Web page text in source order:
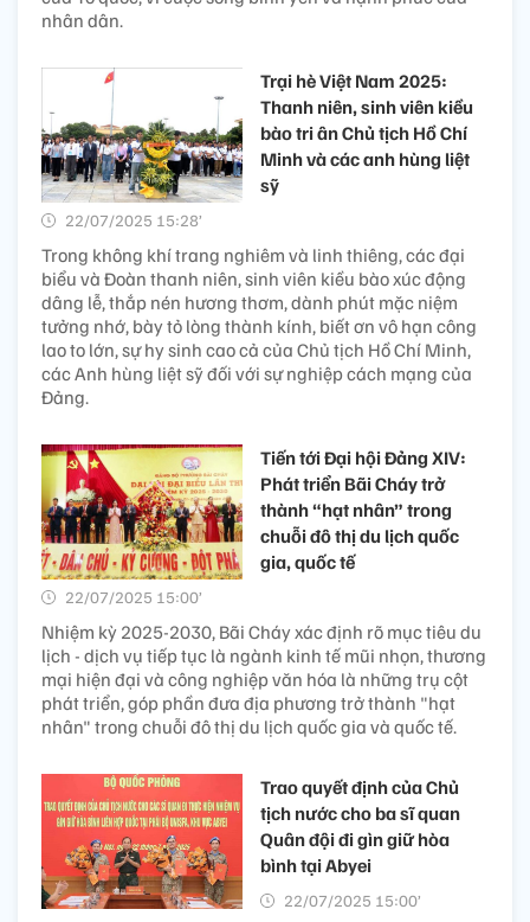
nhân dân.
Trại hè Việt Nam 2025:
Thanh niên, sinh viên kiều
bào tri ân Chủ tịch Hồ Chí
Minh và các anh hùng liệt
sỹ
22/07/2025 15:28’
Trong không khí trang nghiêm và linh thiêng, các đại
biểu và Đoàn thanh niên, sinh viên kiều bào xúc động
dâng lễ, thắp nén hương thơm, dành phút mặc niệm
tưởng nhớ, bày tỏ lòng thành kính, biết ơn vô hạn công
lao to lớn, sự hy sinh cao cả của Chủ tịch Hồ Chí Minh,
các Anh hùng liệt sỹ đối với sự nghiệp cách mạng của
Đảng.
Tiến tới Đại hội Đảng XIV:
Phát triển Bãi Cháy trở
thành “hạt nhân” trong
chuỗi đô thị du lịch quốc
gia, quốc tế
22/07/2025 15:00’
Nhiệm kỳ 2025-2030, Bãi Cháy xác định rõ mục tiêu du
lịch - dịch vụ tiếp tục là ngành kinh tế mũi nhọn, thương
mại hiện đại và công nghiệp văn hóa là những trụ cột
phát triển, góp phần đưa địa phương trở thành "hạt
nhân" trong chuỗi đô thị du lịch quốc gia và quốc tế.
Trao quyết định của Chủ
tịch nước cho ba sĩ quan
Quân đội đi gìn giữ hòa
bình tại Abyei
22/07/2025 15:00’